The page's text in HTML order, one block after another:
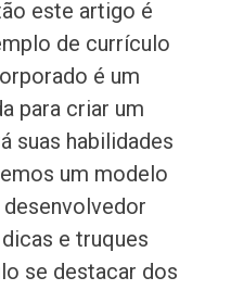
este artigo é
de currículo
é um
para criar um
suas habilidades
um modelo
e truques
se destacar dos